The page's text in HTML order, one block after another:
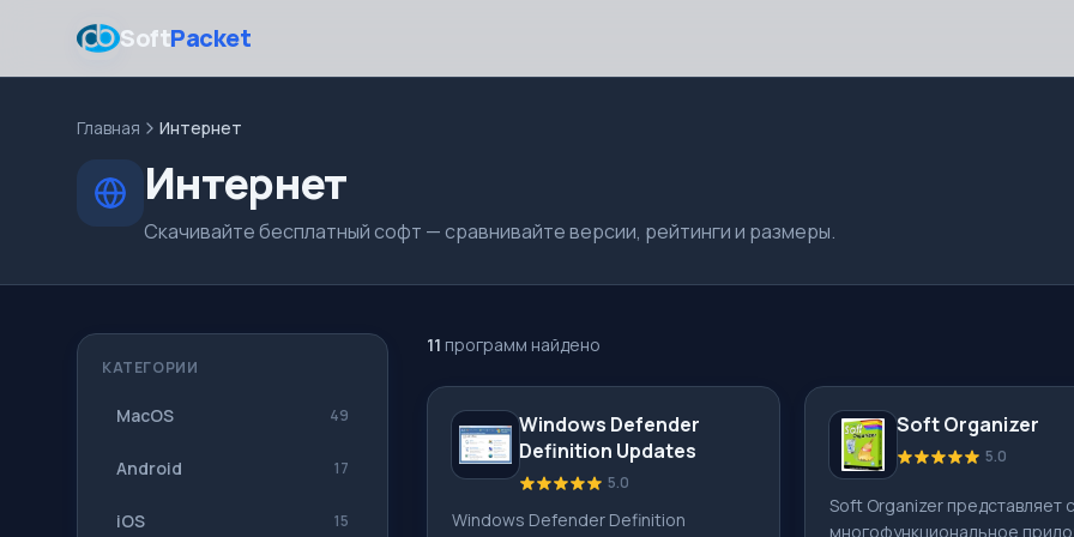
SoftPacket
Главная Интернет
Интернет
Скачивайте бесплатный софт — сравнивайте версии, рейтинги и размеры.
КАТЕГОРИИ
MacOS 49
Android 17
iOS 15
11 программ найдено
Windows Defender
Definition Updates
5.0
Windows Defender Definition
Soft Organizer
5.0
Soft Organizer представляет
многофункциональное